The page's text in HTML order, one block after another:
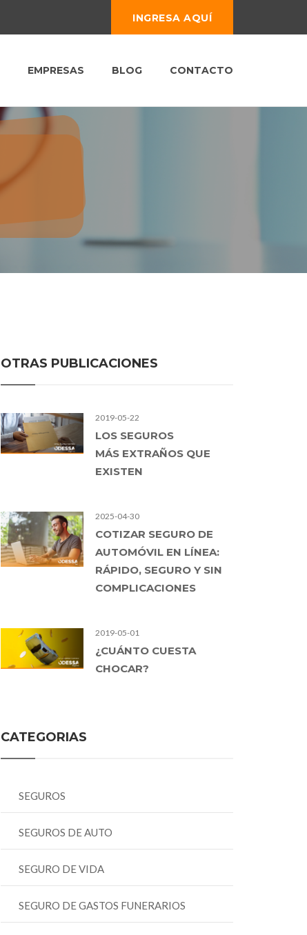
INGRESA AQUÍ
EMPRESAS BLOG CONTACTO
OTRAS PUBLICACIONES
2019-05-22
LOS SEGUROS
MÁS EXTRAÑOS QUE
EXISTEN
2025-04-30
COTIZAR SEGURO DE
AUTOMÓVIL EN LÍNEA:
RÁPIDO, SEGURO Y SIN
COMPLICACIONES
2019-05-01
¿CUÁNTO CUESTA
CHOCAR?
CATEGORIAS
SEGUROS
SEGUROS DE AUTO
SEGURO DE VIDA
SEGURO DE GASTOS FUNERARIOS